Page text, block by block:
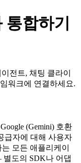
통합하기
전트, 채팅 클라이
워크에 연결하세요.
(Gemini) 호환
급자에 대해 사용자
모든 애플리케이
도의 SDK나 어댑